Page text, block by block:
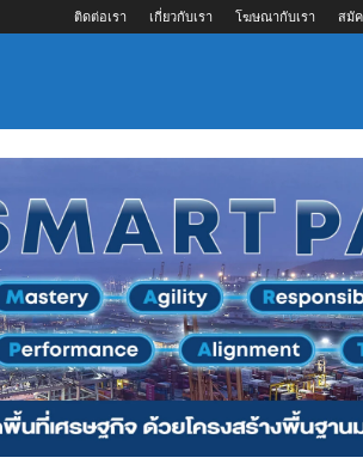
ติดต่อเรา เกี่ยวกับเรา โฆษณากับเรา สมั